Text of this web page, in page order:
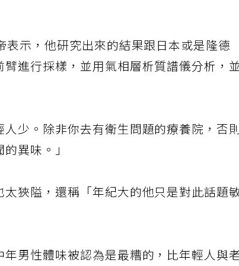
示，他研究出來的結果跟日本或是隆德
進行採樣，並用氣相層析質譜儀分析，
少。除非你去有衛生問題的療養院，否則
異味。」
狹隘，還稱「年紀大的他只是對此話題
男性體味被認為是最糟的，比年輕人與